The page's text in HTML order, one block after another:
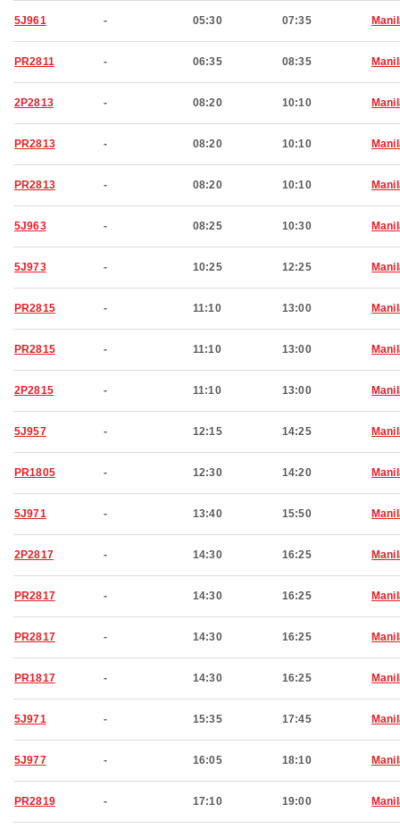
5J961 - 05:30 07:35
PR2811 - 06:35 08:35
2P2813 - 08:20 10:10
PR2813 - 08:20 10:10
PR2813 - 08:20 10:10
5J963 - 08:25 10:30
5J973 - 10:25 12:25
PR2815 - 11:10 13:00
PR2815 - 11:10 13:00
2P2815 - 11:10 13:00
5J957 - 12:15 14:25
PR1805 - 12:30 14:20
5J971 - 13:40 15:50
2P2817 - 14:30 16:25
PR2817 - 14:30 16:25
PR2817 - 14:30 16:25
PR1817 - 14:30 16:25
5J971 - 15:35 17:45
5J977 - 16:05 18:10
PR2819 - 17:10 19:00